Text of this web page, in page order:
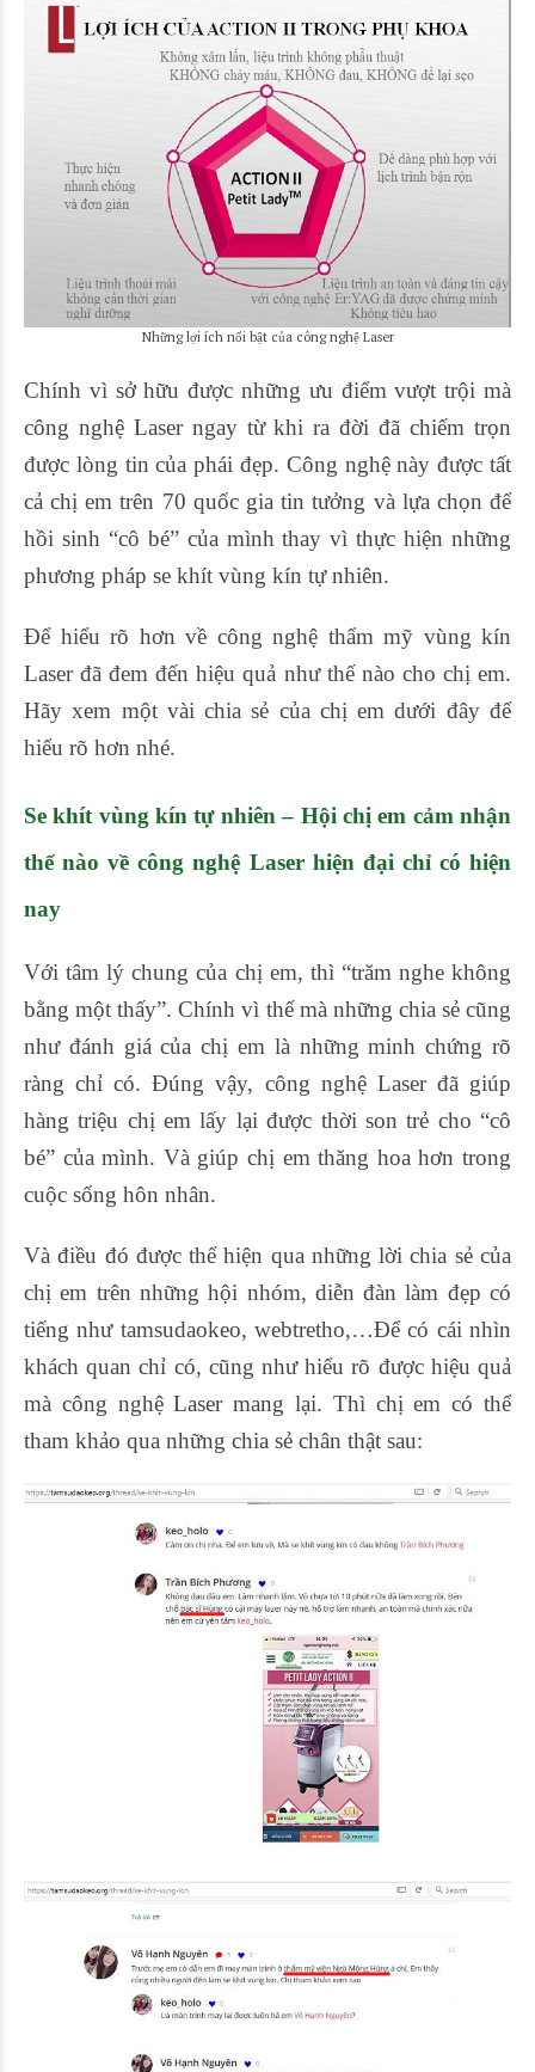
Những lợi ích nổi bật của công nghệ Laser
Chính vì sở hữu được những ưu điểm vượt trội mà
công nghệ Laser ngay từ khi ra đời đã chiếm trọn
được lòng tin của phái đẹp. Công nghệ này được tất
cả chị em trên 70 quốc gia tin tưởng và lựa chọn để
hồi sinh “cô bé” của mình thay vì thực hiện những
phương pháp se khít vùng kín tự nhiên.
Để hiểu rõ hơn về công nghệ thẩm mỹ vùng kín
Laser đã đem đến hiệu quả như thế nào cho chị em.
Hãy xem một vài chia sẻ của chị em dưới đây để
hiểu rõ hơn nhé.
Se khít vùng kín tự nhiên– Hội chị em cảm nhận
thế nào về công nghệ Laser hiện đại chỉ có hiện
nay
Với tâm lý chung của chị em, thì “trăm nghe không
bằng một thấy”. Chính vì thế mà những chia sẻ cũng
như đánh giá của chị em là những minh chứng rõ
ràng chỉ có. Đúng vậy, công nghệ Laser đã giúp
hàng triệu chị em lấy lại được thời son trẻ cho “cô
bé” của mình. Và giúp chị em thăng hoa hơn trong
cuộc sống hôn nhân.
Và điều đó được thể hiện qua những lời chia sẻ của
chị em trên những hội nhóm, diễn đàn làm đẹp có
tiếng như tamsudaokeo, webtretho,…Để có cái nhìn
khách quan chỉ có, cũng như hiểu rõ được hiệu quả
mà công nghệ Laser mang lại. Thì chị em có thể
tham khảo qua những chia sẻ chân thật sau: